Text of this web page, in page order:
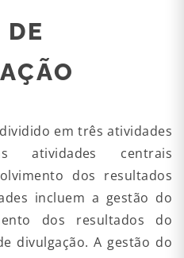
dividido em três atividades
atividades centrais
dos resultados
incluem a gestão do
dos resultados do
divulgação. A gestão do